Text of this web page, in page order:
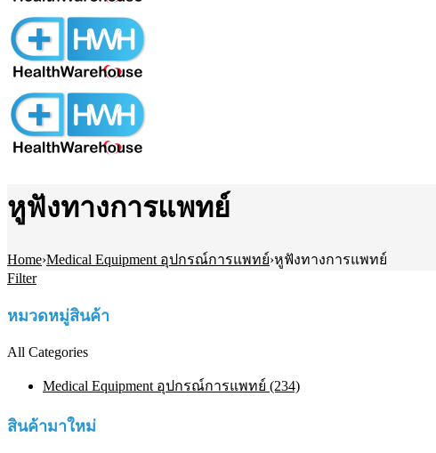
หูฟังทางการแพทย์
Home›Medical Equipment อุปกรณ์การแพทย์›หูฟังทางการแพทย์
Filter
หมวดหมู่สินค้า
All Categories
Medical Equipment อุปกรณ์การแพทย์ (234)
สินค้ามาใหม่